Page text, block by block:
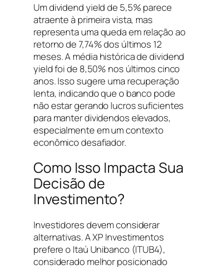
Um dividend yield de 5,5% parece
atraente à primeira vista, mas
representa uma queda em relação ao
retorno de 7,74% dos últimos 12
meses. A média histórica de dividend
yield foi de 8,50% nos últimos cinco
anos. Isso sugere uma recuperação
lenta, indicando que o banco pode
não estar gerando lucros suficientes
para manter dividendos elevados,
especialmente em um contexto
econômico desafiador.
Como Isso Impacta Sua
Decisão de
Investimento?
Investidores devem considerar
alternativas. A XP Investimentos
prefere o Itaú Unibanco (ITUB4),
considerado melhor posicionado